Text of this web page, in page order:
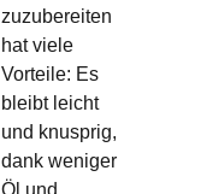
zuzubereiten
hat viele
Vorteile: Es
bleibt leicht
und knusprig,
dank weniger